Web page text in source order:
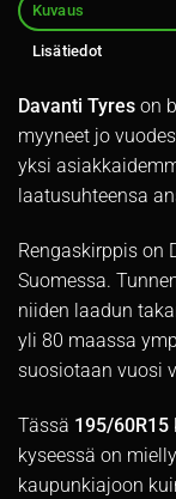
Kuvaus
Lisätiedot
Davanti Tyres on
myyneet jo
yksi
laatusuhteensa
Rengaskirppis on
Suomessa.
niiden laadun
yli 80 maassa
suosiotaan vuosi
Tässä 195/60R15
kyseessä on
kaupunkiajoon